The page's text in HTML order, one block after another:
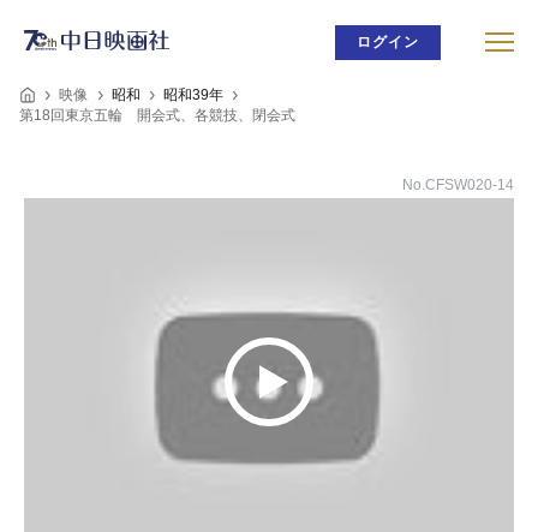
ログイン
映像 昭和
昭和39年
第18回東京五輪 開会式、各競技、閉会式
No.CFSW020-14